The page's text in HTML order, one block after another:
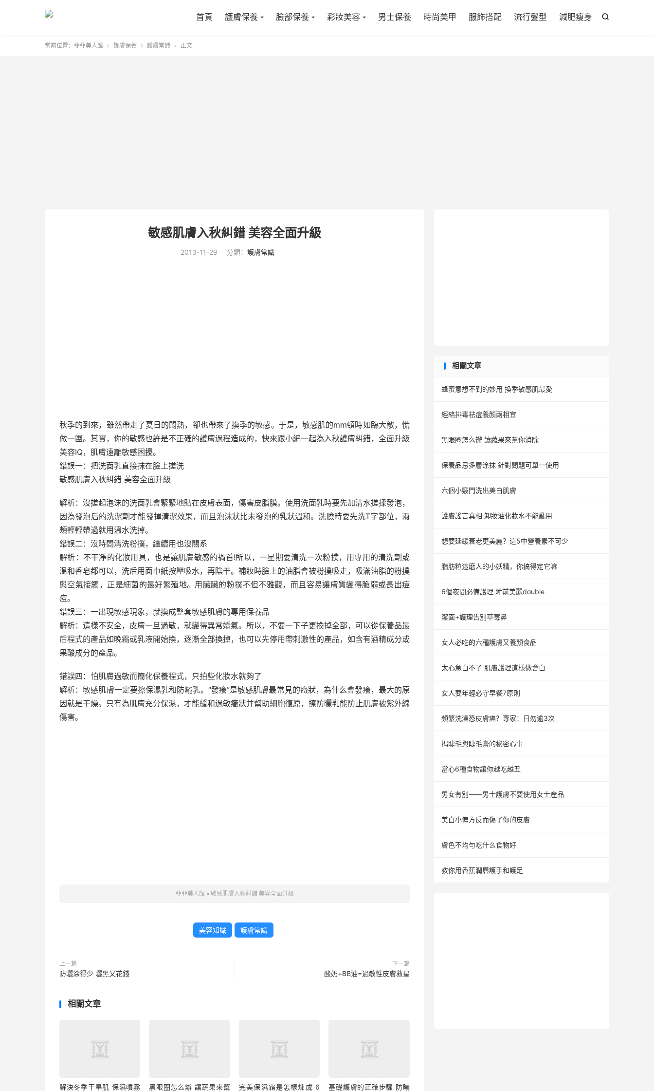

首頁 護膚保養 臉部保養 彩妝美容 男士保養 時尚美甲 服飾搭配 流行髮型 減肥瘦身
當前位置： 菲菲美人館  護膚保養  護膚常識  正文
敏感肌膚入秋糾錯 美容全面升級
2013-11-29 分類： 護膚常識
秋季的到來，雖然帶走了夏日的悶熱，卻也帶來了換季的敏感。于是，敏感肌的mm頓時如臨大敵，慌
做一團。其實，你的敏感也許是不正確的護膚過程造成的，快來跟小編一起為入秋護膚糾錯，全面升級
美容IQ，肌膚遠離敏感困擾。
錯誤一：把洗面乳直接抹在臉上搓洗
敏感肌膚入秋糾錯 美容全面升級
解析：沒搓起泡沫的洗面乳會緊緊地貼在皮膚表面，傷害皮脂膜。使用洗面乳時要先加清水搓揉發泡，
因為發泡后的洗潔劑才能發揮清潔效果，而且泡沫狀比未發泡的乳狀溫和。洗臉時要先洗T字部位，兩
頰輕輕帶過就用溫水洗掉。
錯誤二：沒時間清洗粉撲，繼續用也沒關系
解析：不干凈的化妝用具，也是讓肌膚敏感的禍首!所以，一星期要清洗一次粉撲，用專用的清洗劑或
溫和香皂都可以，洗后用面巾紙按壓吸水，再陰干。補妝時臉上的油脂會被粉撲吸走，吸滿油脂的粉撲
與空氣接觸，正是細菌的最好繁殖地。用臟臟的粉撲不但不雅觀，而且容易讓膚質變得脆弱或長出痘
痘。
錯誤三：一出現敏感現象，就換成整套敏感肌膚的專用保養品
解析：這樣不安全，皮膚一旦過敏，就變得異常嬌氣。所以，不要一下子更換掉全部，可以從保養品最
后程式的產品如晚霜或乳液開始換，逐漸全部換掉，也可以先停用帶刺激性的產品，如含有酒精成分或
果酸成分的產品。
錯誤四：怕肌膚過敏而簡化保養程式，只拍些化妝水就夠了
解析：敏感肌膚一定要擦保濕乳和防曬乳。“發癢”是敏感肌膚最常見的癥狀，為什么會發癢，最大的原
因就是干燥。只有為肌膚充分保濕，才能緩和過敏癥狀并幫助細胞復原，擦防曬乳能防止肌膚被紫外線
傷害。
菲菲美人館 » 敏感肌膚入秋糾錯 美容全面升級
美容知識 護膚常識
上一篇
防曬涂得少 曬黑又花錢
下一篇
酸奶+BB油=過敏性皮膚救星
相關文章
解決冬季干旱肌 保濕噴霧 黑眼圈怎么辦 讓蔬果來幫 完美保濕霜是怎樣煉成 6 基礎護膚的正確步驟 防曬
相關文章
蜂蜜意想不到的妙用 換季敏感肌最愛
經絡排毒祛痘養顏兩相宜
黑眼圈怎么辦 讓蔬果來幫你消除
保養品忌多層涂抹 針對問題可單一使用
六個小竅門洗出美白肌膚
護膚謠言真相 卸妝油化妝水不能亂用
想要延緩衰老更美麗？這5中營養素不可少
脂肪粒這磨人的小妖精，你搞得定它嘛
6個夜間必備護理 睡前美麗double
潔面+護理告別草莓鼻
女人必吃的六種護膚又養顏食品
太心急白不了 肌膚護理這樣做會白
女人要年輕必守早餐7原則
頻繁洗澡恐皮膚癌？專家：日勿逾3次
揭睫毛與睫毛膏的秘密心事
當心6種食物讓你越吃越丑
男女有別——男士護膚不要使用女士産品
美白小偏方反而傷了你的皮膚
膚色不均勻吃什么食物好
教你用香蕉潤唇護手和護足